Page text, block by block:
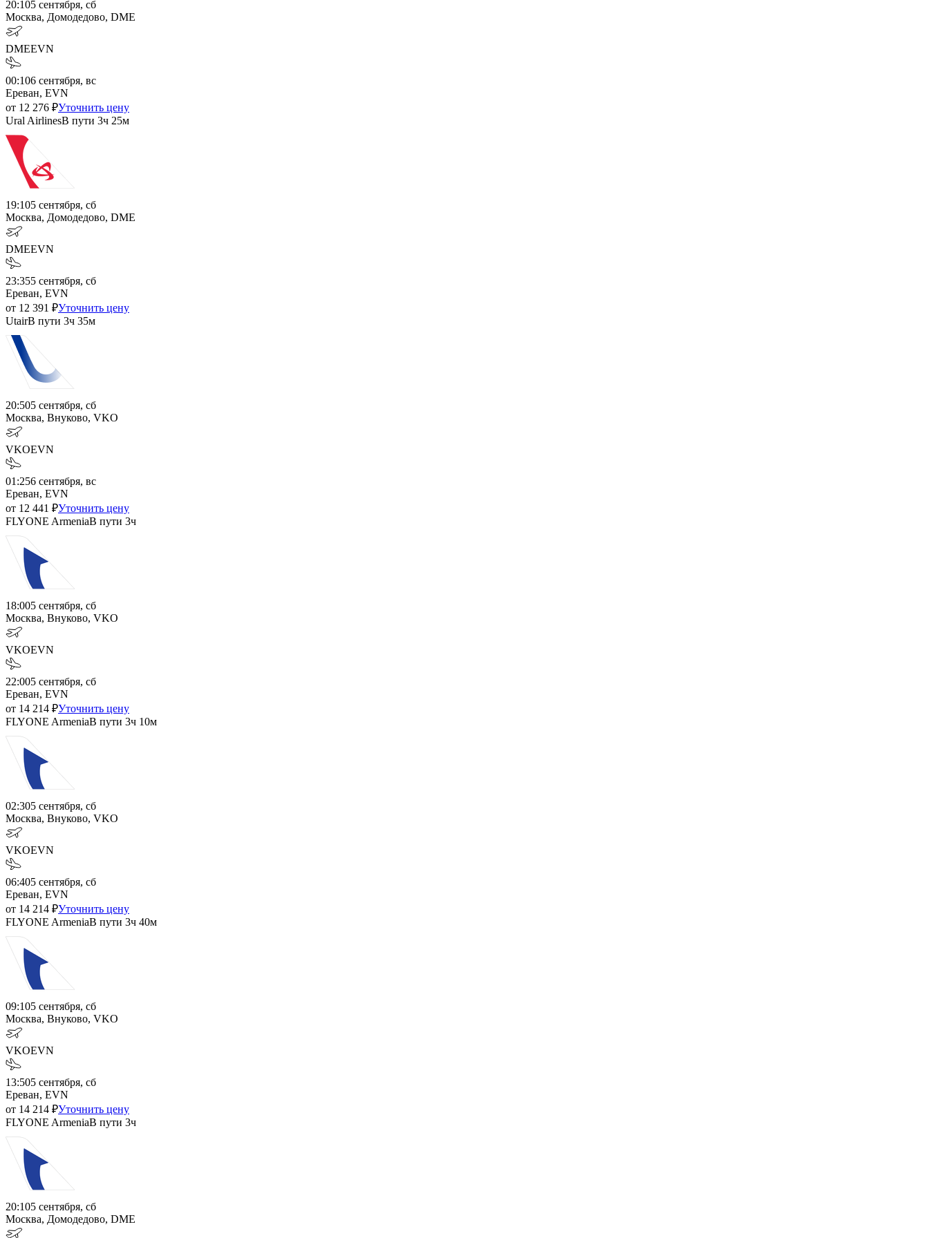
20:105 сентября, сб
Москва, Домодедово, DME
DMEEVN
00:106 сентября, вс
Ереван, EVN
от 12 276 ₽Уточнить цену
Ural AirlinesВ пути 3ч 25м
19:105 сентября, сб
Москва, Домодедово, DME
DMEEVN
23:355 сентября, сб
Ереван, EVN
от 12 391 ₽Уточнить цену
UtairВ пути 3ч 35м
20:505 сентября, сб
Москва, Внуково, VKO
VKOEVN
01:256 сентября, вс
Ереван, EVN
от 12 441 ₽Уточнить цену
FLYONE ArmeniaВ пути 3ч
18:005 сентября, сб
Москва, Внуково, VKO
VKOEVN
22:005 сентября, сб
Ереван, EVN
от 14 214 ₽Уточнить цену
FLYONE ArmeniaВ пути 3ч 10м
02:305 сентября, сб
Москва, Внуково, VKO
VKOEVN
06:405 сентября, сб
Ереван, EVN
от 14 214 ₽Уточнить цену
FLYONE ArmeniaВ пути 3ч 40м
09:105 сентября, сб
Москва, Внуково, VKO
VKOEVN
13:505 сентября, сб
Ереван, EVN
от 14 214 ₽Уточнить цену
FLYONE ArmeniaВ пути 3ч
20:105 сентября, сб
Москва, Домодедово, DME